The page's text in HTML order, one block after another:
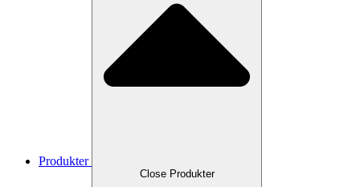
Produkter
Close Produkter